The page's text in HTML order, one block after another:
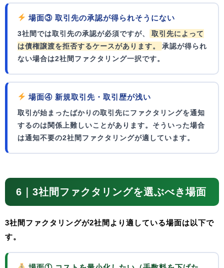
場面③ 取引先の承認が得られそうにない
3社間では取引先の承認が必須ですが、
取引先によって
は債権譲渡を拒否するケースがあります。
承認が得られ
ない場合は2社間ファクタリング一択です。
場面④ 新規取引先・取引歴が浅い
取引が始まったばかりの取引先にファクタリングを通知
するのは関係上難しいことがあります。そういった場合
は通知不要の2社間ファクタリングが適しています。
6｜3社間ファクタリングを選ぶべき場面
3社間ファクタリングが2社間より適している場面は以下で
す。